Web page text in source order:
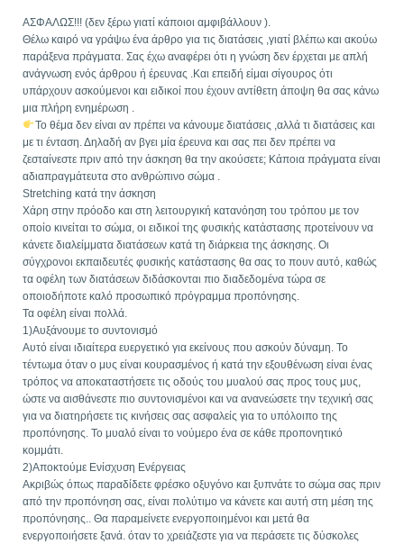
ΑΣΦΑΛΩΣ!!! (δεν ξέρω γιατί κάποιοι αμφιβάλλουν ).
Θέλω καιρό να γράψω ένα άρθρο για τις διατάσεις ,γιατί βλέπω και ακούω
παράξενα πράγματα. Σας έχω αναφέρει ότι η γνώση δεν έρχεται με απλή
ανάγνωση ενός άρθρου ή έρευνας .Και επειδή είμαι σίγουρος ότι
υπάρχουν ασκούμενοι και ειδικοί που έχουν αντίθετη άποψη θα σας κάνω
μια πλήρη ενημέρωση .
Το θέμα δεν είναι αν πρέπει να κάνουμε διατάσεις ,αλλά τι διατάσεις και
με τι ένταση. Δηλαδή αν βγει μία έρευνα και σας πει δεν πρέπει να
ζεσταίνεστε πριν από την άσκηση θα την ακούσετε; Κάποια πράγματα είναι
αδιαπραγμάτευτα στο ανθρώπινο σώμα .
Stretching κατά την άσκηση
Χάρη στην πρόοδο και στη λειτουργική κατανόηση του τρόπου με τον
οποίο κινείται το σώμα, οι ειδικοί της φυσικής κατάστασης προτείνουν να
κάνετε διαλείμματα διατάσεων κατά τη διάρκεια της άσκησης. Οι
σύγχρονοι εκπαιδευτές φυσικής κατάστασης θα σας το πουν αυτό, καθώς
τα οφέλη των διατάσεων διδάσκονται πιο διαδεδομένα τώρα σε
οποιοδήποτε καλό προσωπικό πρόγραμμα προπόνησης.
Τα οφέλη είναι πολλά.
1)Αυξάνουμε το συντονισμό
Αυτό είναι ιδιαίτερα ευεργετικό για εκείνους που ασκούν δύναμη. Το
τέντωμα όταν ο μυς είναι κουρασμένος ή κατά την εξουθένωση είναι ένας
τρόπος να αποκαταστήσετε τις οδούς του μυαλού σας προς τους μυς,
ώστε να αισθάνεστε πιο συντονισμένοι και να ανανεώσετε την τεχνική σας
για να διατηρήσετε τις κινήσεις σας ασφαλείς για το υπόλοιπο της
προπόνησης. Το μυαλό είναι το νούμερο ένα σε κάθε προπονητικό
κομμάτι.
2)Αποκτούμε Ενίσχυση Ενέργειας
Ακριβώς όπως παραδίδετε φρέσκο οξυγόνο και ξυπνάτε το σώμα σας πριν
από την προπόνηση σας, είναι πολύτιμο να κάνετε και αυτή στη μέση της
προπόνησης.. Θα παραμείνετε ενεργοποιημένοι και μετά θα
ενεργοποιήσετε ξανά. όταν το χρειάζεστε για να περάσετε τις δύσκολες